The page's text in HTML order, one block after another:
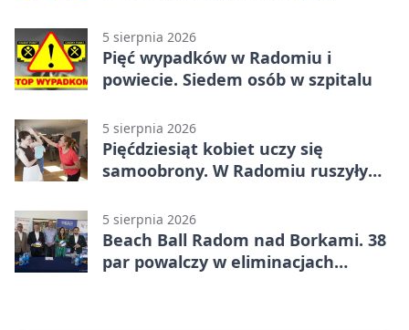
5 sierpnia 2026
Pięć wypadków w Radomiu i
powiecie. Siedem osób w szpitalu
5 sierpnia 2026
Pięćdziesiąt kobiet uczy się
samoobrony. W Radomiu ruszyły
5 sierpnia 2026
Beach Ball Radom nad Borkami. 38
par powalczy w eliminacjach